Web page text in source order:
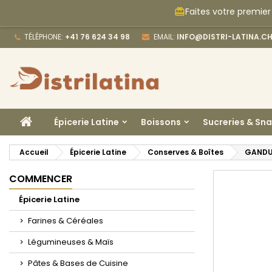
card_giftcardFaites votre
TÉLÉPHONE: +41 76 624 34 98 EMAIL: INFO@DISTRI-LATINA.CH
ACCUEILÉpicerie Latine Boissons Sucreries &
Accueil Épicerie Latine Conserves & Boîtes
COMMENCER
Épicerie Latine
Farines & Céréales
Légumineuses & Maïs
Pâtes & Bases de Cuisine